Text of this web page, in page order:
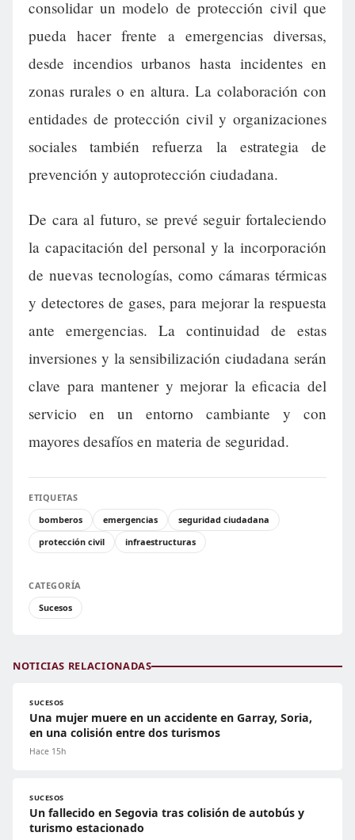
consolidar un modelo de protección civil que
pueda hacer frente a emergencias diversas,
desde incendios urbanos hasta incidentes en
zonas rurales o en altura. La colaboración con
entidades de protección civil y organizaciones
sociales también refuerza la estrategia de
prevención y autoprotección ciudadana.
De cara al futuro, se prevé seguir fortaleciendo
la capacitación del personal y la incorporación
de nuevas tecnologías, como cámaras térmicas
y detectores de gases, para mejorar la respuesta
ante emergencias. La continuidad de estas
inversiones y la sensibilización ciudadana serán
clave para mantener y mejorar la eficacia del
servicio en un entorno cambiante y con
mayores desafíos en materia de seguridad.
ETIQUETAS
bomberos
emergencias
seguridad ciudadana
protección civil
infraestructuras
CATEGORÍA
Sucesos
NOTICIAS RELACIONADAS
SUCESOS
Una mujer muere en un accidente en Garray, Soria,
en una colisión entre dos turismos
Hace 15h
SUCESOS
Un fallecido en Segovia tras colisión de autobús y
turismo estacionado